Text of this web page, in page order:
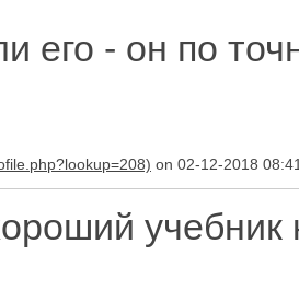
его - он по
on 02-12-2018
учебник